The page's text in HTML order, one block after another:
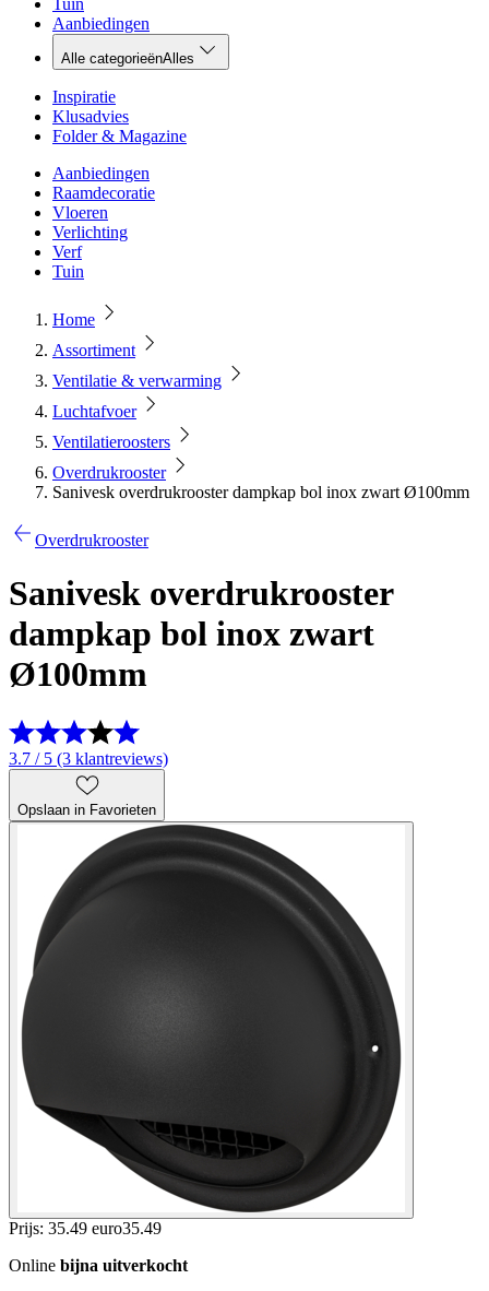
Tuin
Aanbiedingen
Alle categorieënAlles
Inspiratie
Klusadvies
Folder & Magazine
Aanbiedingen
Raamdecoratie
Vloeren
Verlichting
Verf
Tuin
Home
Assortiment
Ventilatie & verwarming
Luchtafvoer
Ventilatieroosters
Overdrukrooster
Sanivesk overdrukrooster dampkap bol inox zwart Ø100mm
Overdrukrooster
Sanivesk overdrukrooster
dampkap bol inox zwart
Ø100mm
3.7 / 5 (3 klantreviews)
Opslaan in Favorieten
Prijs: 35.49 euro35.49
Online bijna uitverkocht